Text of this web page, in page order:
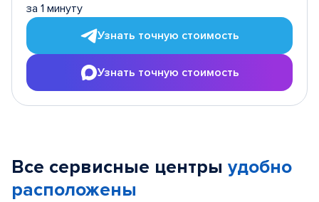
за 1 минуту
Узнать точную стоимость
Узнать точную стоимость
Все сервисные центры удобно
расположены